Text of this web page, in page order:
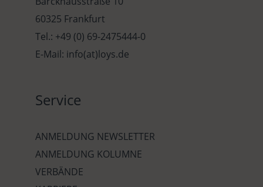
60325 Frankfurt
Tel.: +49 (0) 69-2475444-0
E-Mail: info(at)loys.de
Service
ANMELDUNG NEWSLETTER
ANMELDUNG KOLUMNE
VERBÄNDE